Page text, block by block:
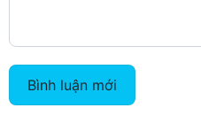
Bình luận mới